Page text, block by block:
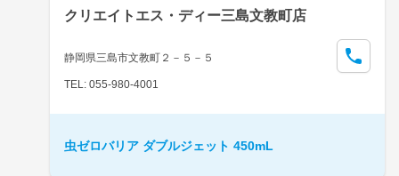
クリエイトエス・ディー三島文教町店
静岡県三島市文教町２－５－５
TEL: 055-980-4001
虫ゼロバリア ダブルジェット 450mL